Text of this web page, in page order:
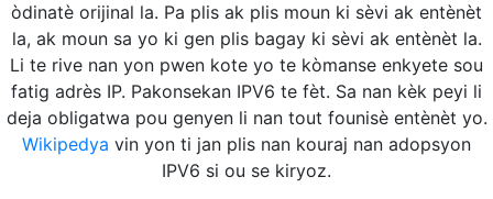
òdinatè orijinal la. Pa plis ak plis moun ki sèvi ak entènèt
la, ak moun sa yo ki gen plis bagay ki sèvi ak entènèt la.
Li te rive nan yon pwen kote yo te kòmanse enkyete sou
fatig adrès IP. Pakonsekan IPV6 te fèt. Sa nan kèk peyi li
deja obligatwa pou genyen li nan tout founisè entènèt yo.
Wikipedya vin yon ti jan plis nan kouraj nan adopsyon
IPV6 si ou se kiryoz.